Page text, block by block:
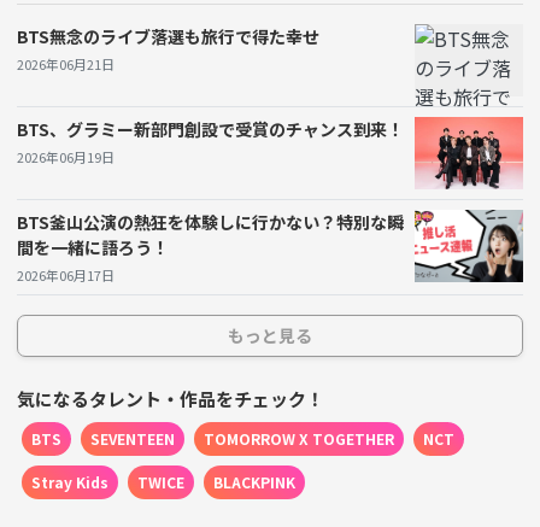
共にアーティストのパフォーマンスを楽しむことができ
るチャンスが待っています。また、SNSを通して同じツ
アーに参加する仲間を募ってみるのも良いアイディアで
す。「皆で一緒に行こう」と言い合える相手がいるとい
うことは、楽しみを倍増させる要因にもなります。
このようなワールドツアーは、物理的に会うことで絆が
が来る私にとって特別な時間」を作るために、仲間と一
がでしょうか？ぜひ、今週末か来月の予定に入れて、
BTSの存在をより身近に感じる体験をしてみてくださ
い！
BTS無念のライブ落選も旅行で得た幸せ
2026年06月21日
BTS、グラミー新部門創設で受賞のチャンス到来！
2026年06月19日
BTS釜山公演の熱狂を体験しに行かない？特別な瞬
間を一緒に語ろう！
2026年06月17日
もっと見る
気になるタレント・作品をチェック！
BTS SEVENTEEN TOMORROW X TOGETHER NCT
Stray Kids TWICE BLACKPINK